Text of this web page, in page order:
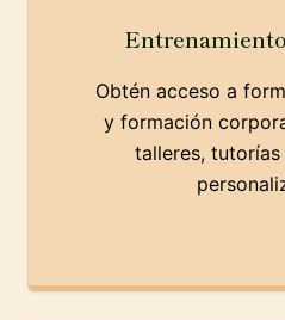
Obtén acceso a
y formación
talleres,